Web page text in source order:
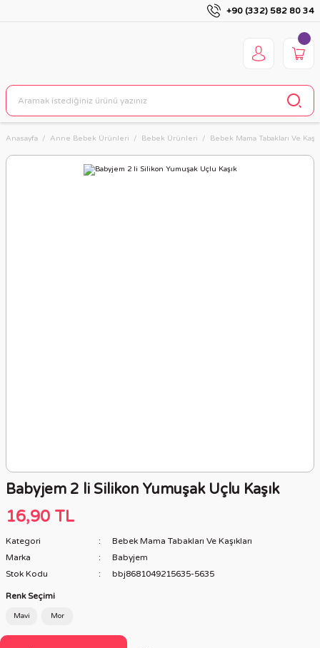
+90 (332) 582 80 34
Anasayfa Anne Bebek Ürünleri Bebek Ürünleri Bebek Mama Tabakları Ve
Babyjem 2 li Silikon Yumuşak Uçlu Kaşık
16,90 TL
Kategori
Bebek Mama Tabakları Ve Kaşıkları
Marka
Babyjem
Stok Kodu
bbj8681049215635-5635
Renk Seçimi
Mavi Mor